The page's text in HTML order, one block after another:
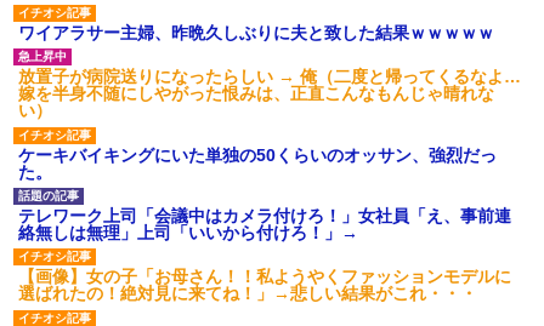
ワイアラサー主婦、昨晩久しぶりに夫と致した結果ｗｗｗｗｗ
放置子が病院送りになったらしい → 俺（二度と帰ってくるなよ…
嫁を半身不随にしやがった恨みは、正直こんなもんじゃ晴れな
い）
ケーキバイキングにいた単独の50くらいのオッサン、強烈だっ
た。
テレワーク上司「会議中はカメラ付けろ！」女社員「え、事前連
絡無しは無理」上司「いいから付けろ！」→
【画像】女の子「お母さん！！私ようやくファッションモデルに
選ばれたの！絶対見に来てね！」→悲しい結果がこれ・・・